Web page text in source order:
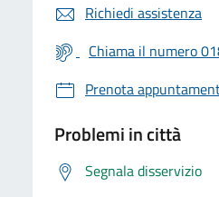
Richiedi assistenza
Chiama il numero
Prenota
Problemi in città
Segnala disservizio